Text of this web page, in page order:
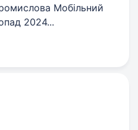
Мобільний
2024...